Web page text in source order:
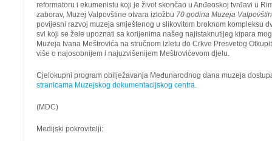
reformatoru i ekumenistu koji je život skončao u Anđeoskoj tvrđavi u
zaborav, Muzej Valpovštine otvara izložbu 70 godina Muzeja
povijesni razvoj muzeja smještenog u slikovitom broknom kompleksu
svi koji se žele upoznati sa korijenima našeg najistaknutijeg kipara
Muzeja Ivana Meštrovića na stručnom izletu do Crkve Presvetog
više o najosobnijem i najuzvišenijem Meštrovićevom djelu.
Cjelokupni program obilježavanja Međunarodnog dana muzeja
stranicama Muzejskog dokumentacijskog centra.
(MDC)
Medijski pokrovitelji: